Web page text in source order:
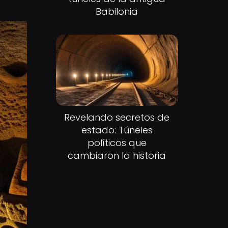
Babilonia
Revelando secretos de
estado: Túneles
políticos que
cambiaron la historia